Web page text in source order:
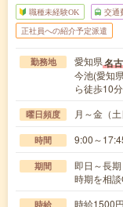
職種未経験OK 交通
正社員への紹介予定派遣
勤務地 愛知県名
今池(愛知
ら徒歩10分
曜日頻度 月～金（土
時間 9:00～
期間
即日～長
時期を相
時給 時給1500